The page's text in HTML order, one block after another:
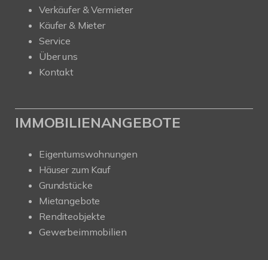
Verkäufer & Vermieter
Käufer & Mieter
Service
Über uns
Kontakt
IMMOBILIENANGEBOTE
Eigentumswohnungen
Häuser zum Kauf
Grundstücke
Mietangebote
Renditeobjekte
Gewerbeimmobilien